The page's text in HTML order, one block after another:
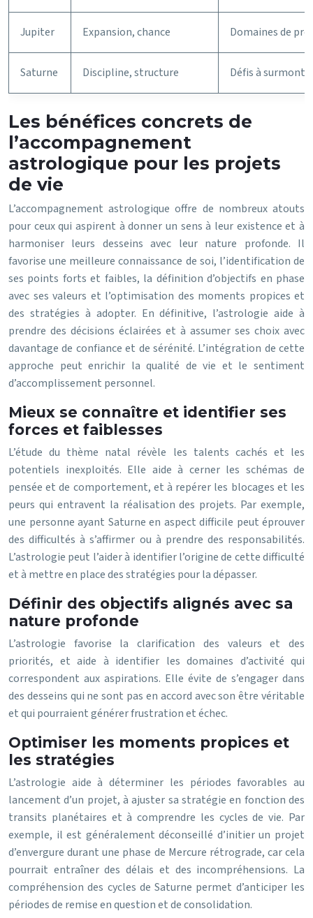
Jupiter Expansion, chance Domaines de
Saturne Discipline, structure Défis à
Les bénéfices concrets de
l’accompagnement
astrologique pour les projets
de vie
L’accompagnement astrologique offre de nombreux atouts
pour ceux qui aspirent à donner un sens à leur existence et à
harmoniser leurs desseins avec leur nature profonde. Il
favorise une meilleure connaissance de soi, l’identification de
ses points forts et faibles, la définition d’objectifs en phase
avec ses valeurs et l’optimisation des moments propices et
des stratégies à adopter. En définitive, l’astrologie aide à
prendre des décisions éclairées et à assumer ses choix avec
davantage de confiance et de sérénité. L’intégration de cette
approche peut enrichir la qualité de vie et le sentiment
d’accomplissement personnel.
Mieux se connaître et identifier ses
forces et faiblesses
L’étude du thème natal révèle les talents cachés et les
potentiels inexploités. Elle aide à cerner les schémas de
pensée et de comportement, et à repérer les blocages et les
peurs qui entravent la réalisation des projets. Par exemple,
une personne ayant Saturne en aspect difficile peut éprouver
des difficultés à s’affirmer ou à prendre des responsabilités.
L’astrologie peut l’aider à identifier l’origine de cette difficulté
et à mettre en place des stratégies pour la dépasser.
Définir des objectifs alignés avec sa
nature profonde
L’astrologie favorise la clarification des valeurs et des
priorités, et aide à identifier les domaines d’activité qui
correspondent aux aspirations. Elle évite de s’engager dans
des desseins qui ne sont pas en accord avec son être véritable
et qui pourraient générer frustration et échec.
Optimiser les moments propices et
les stratégies
L’astrologie aide à déterminer les périodes favorables au
lancement d’un projet, à ajuster sa stratégie en fonction des
transits planétaires et à comprendre les cycles de vie. Par
exemple, il est généralement déconseillé d’initier un projet
d’envergure durant une phase de Mercure rétrograde, car cela
pourrait entraîner des délais et des incompréhensions. La
compréhension des cycles de Saturne permet d’anticiper les
périodes de remise en question et de consolidation.